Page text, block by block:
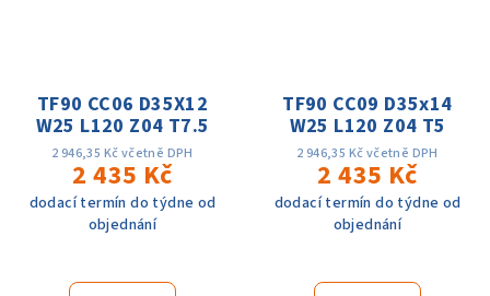
TF90 CC06 D35X12
W25 L120 Z04 T7.5
2 946,35 Kč včetně DPH
2 435 Kč
dodací termín do týdne od
objednání
TF90 CC09 D35x14
W25 L120 Z04 T5
2 946,35 Kč včetně DPH
2 435 Kč
dodací termín do týdne od
objednání